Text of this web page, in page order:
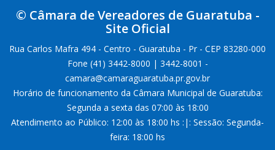
© Câmara de Vereadores de Guaratuba -
Site Oficial
Rua Carlos Mafra 494 - Centro - Guaratuba - Pr - CEP 83280-000
Fone (41) 3442-8000 | 3442-8001 -
camara@camaraguaratuba.pr.gov.br
Horário de funcionamento da Câmara Municipal de Guaratuba:
Segunda a sexta das 07:00 às 18:00
Atendimento ao Público: 12:00 às 18:00 hs :|: Sessão: Segunda-
feira: 18:00 hs